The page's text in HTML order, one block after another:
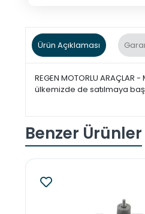
Ürün Açıklaması
REGEN MOTORLU
ülkemizde de satılmaya
Benzer Ürünler